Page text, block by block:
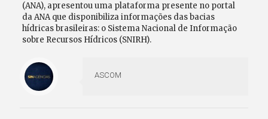
(ANA), apresentou uma plataforma presente no portal
da ANA que disponibiliza informações das bacias
hídricas brasileiras: o Sistema Nacional de Informação
sobre Recursos Hídricos (SNIRH).
ASCOM